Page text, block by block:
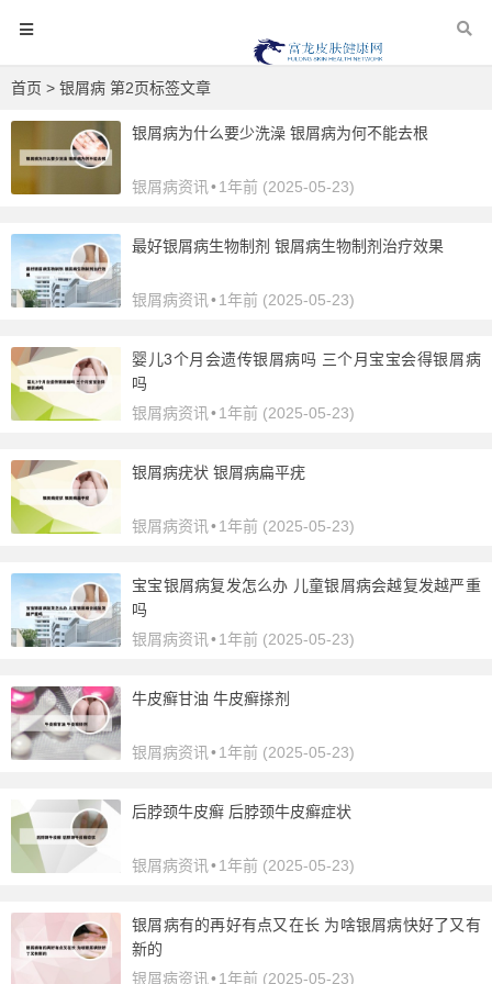
首页 > 银屑病 第2页标签文章
银屑病为什么要少洗澡 银屑病为何不能去根
银屑病资讯 •1年前 (2025-05-23)
最好银屑病生物制剂 银屑病生物制剂治疗效果
银屑病资讯 •1年前 (2025-05-23)
婴儿3个月会遗传银屑病吗 三个月宝宝会得银屑病
吗
银屑病资讯 •1年前 (2025-05-23)
银屑病疣状 银屑病扁平疣
银屑病资讯 •1年前 (2025-05-23)
宝宝银屑病复发怎么办 儿童银屑病会越复发越严重
吗
银屑病资讯 •1年前 (2025-05-23)
牛皮癣甘油 牛皮癣搽剂
银屑病资讯 •1年前 (2025-05-23)
后脖颈牛皮癣 后脖颈牛皮癣症状
银屑病资讯 •1年前 (2025-05-23)
银屑病有的再好有点又在长 为啥银屑病快好了又有
新的
银屑病资讯 •1年前 (2025-05-23)